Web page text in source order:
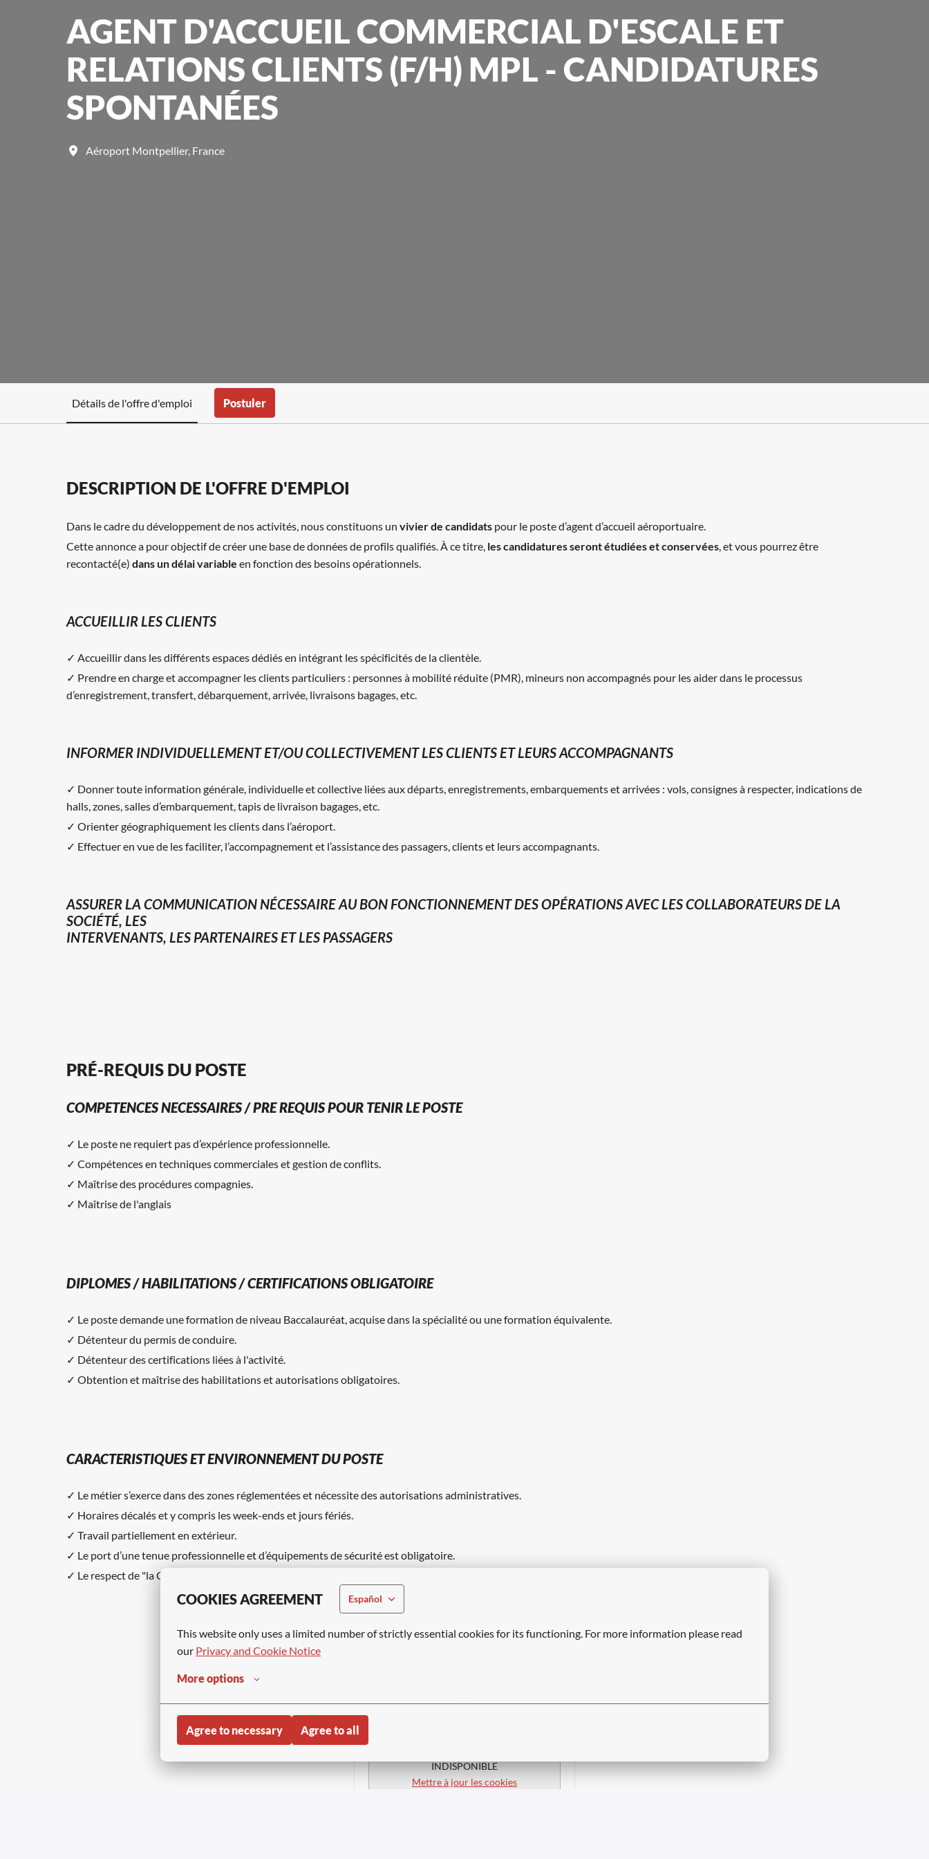
COOKIES AGREEMENT Español
This website only uses a limited number of strictly essential cookies for its functioning. For more information please read
our Privacy and Cookie Notice
More options
Agree to necessary Agree to all
AGENT D'ACCUEIL COMMERCIAL D'ESCALE ET
RELATIONS CLIENTS (F/H) MPL - CANDIDATURES
SPONTANÉES
Aéroport Montpellier, France
Détails de l'offre d'emploi Postuler
DESCRIPTION DE L'OFFRE D'EMPLOI
Dans le cadre du développement de nos activités, nous constituons un vivier de candidats pour le poste d’agent d’accueil aéroportuaire.
Cette annonce a pour objectif de créer une base de données de profils qualifiés. À ce titre, les candidatures seront étudiées et conservées , et vous pourrez être
recontacté(e) dans un délai variable en fonction des besoins opérationnels.
ACCUEILLIR LES CLIENTS
✓ Accueillir dans les différents espaces dédiés en intégrant les spécificités de la clientèle.
✓ Prendre en charge et accompagner les clients particuliers : personnes à mobilité réduite (PMR), mineurs non accompagnés pour les aider dans le processus
d’enregistrement, transfert, débarquement, arrivée, livraisons bagages, etc.
INFORMER INDIVIDUELLEMENT ET/OU COLLECTIVEMENT LES CLIENTS ET LEURS ACCOMPAGNANTS
✓ Donner toute information générale, individuelle et collective liées aux départs, enregistrements, embarquements et arrivées : vols, consignes à respecter, indications de
halls, zones, salles d’embarquement, tapis de livraison bagages, etc.
✓ Orienter géographiquement les clients dans l’aéroport.
✓ Effectuer en vue de les faciliter, l’accompagnement et l’assistance des passagers, clients et leurs accompagnants.
ASSURER LA COMMUNICATION NÉCESSAIRE AU BON FONCTIONNEMENT DES OPÉRATIONS AVEC LES COLLABORATEURS DE LA
SOCIÉTÉ, LES
INTERVENANTS, LES PARTENAIRES ET LES PASSAGERS
PRÉ-REQUIS DU POSTE
COMPETENCES NECESSAIRES / PRE REQUIS POUR TENIR LE POSTE
✓ Le poste ne requiert pas d’expérience professionnelle.
✓ Compétences en techniques commerciales et gestion de conflits.
✓ Maîtrise des procédures compagnies.
✓ Maîtrise de l'anglais
DIPLOMES / HABILITATIONS / CERTIFICATIONS OBLIGATOIRE
✓ Le poste demande une formation de niveau Baccalauréat, acquise dans la spécialité ou une formation équivalente.
✓ Détenteur du permis de conduire.
✓ Détenteur des certifications liées à l'activité.
✓ Obtention et maîtrise des habilitations et autorisations obligatoires.
CARACTERISTIQUES ET ENVIRONNEMENT DU POSTE
✓ Le métier s’exerce dans des zones réglementées et nécessite des autorisations administratives.
✓ Horaires décalés et y compris les week-ends et jours fériés.
✓ Travail partiellement en extérieur.
✓ Le port d’une tenue professionnelle et d’équipements de sécurité est obligatoire.
✓ Le respect de "la Charte de l'Uniforme" est obligatoire (uniforme, présentation, comportement).
ou
INDISPONIBLE
Mettre à jour les cookies